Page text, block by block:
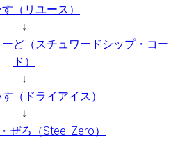
（リユース）
↓
ど（スチュワードシップ・コー
ド）
↓
（ドライアイス）
↓
ぜろ（Steel Zero）